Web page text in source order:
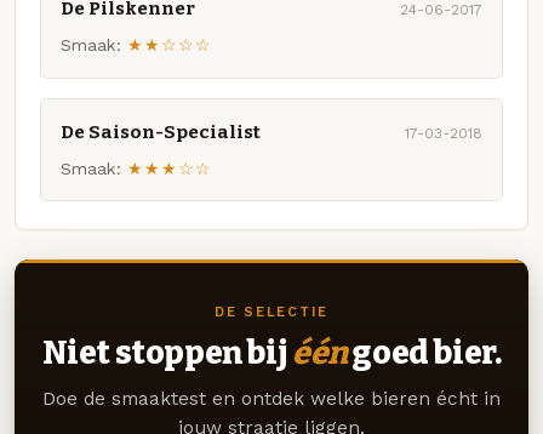
De Pilskenner 24-06-2017
Smaak: ★★☆☆☆
De Saison-Specialist 17-03-2018
Smaak: ★★★☆☆
DE SELECTIE
Niet stoppen bij ééngoed bier.
Doe de smaaktest en ontdek welke bieren écht in
jouw straatje liggen.